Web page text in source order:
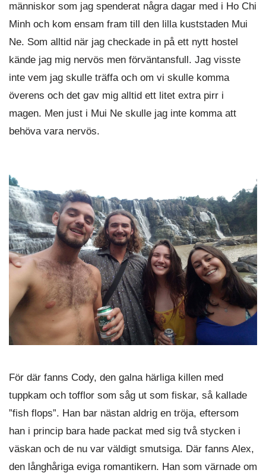
människor som jag spenderat några dagar med i Ho Chi
Minh och kom ensam fram till den lilla kuststaden Mui
Ne. Som alltid när jag checkade in på ett nytt hostel
kände jag mig nervös men förväntansfull. Jag visste
inte vem jag skulle träffa och om vi skulle komma
överens och det gav mig alltid ett litet extra pirr i
magen. Men just i Mui Ne skulle jag inte komma att
behöva vara nervös.
För där fanns Cody, den galna härliga killen med
tuppkam och tofflor som såg ut som fiskar, så kallade
”fish flops”. Han bar nästan aldrig en tröja, eftersom
han i princip bara hade packat med sig två stycken i
väskan och de nu var väldigt smutsiga. Där fanns Alex,
den långhåriga eviga romantikern. Han som värnade om